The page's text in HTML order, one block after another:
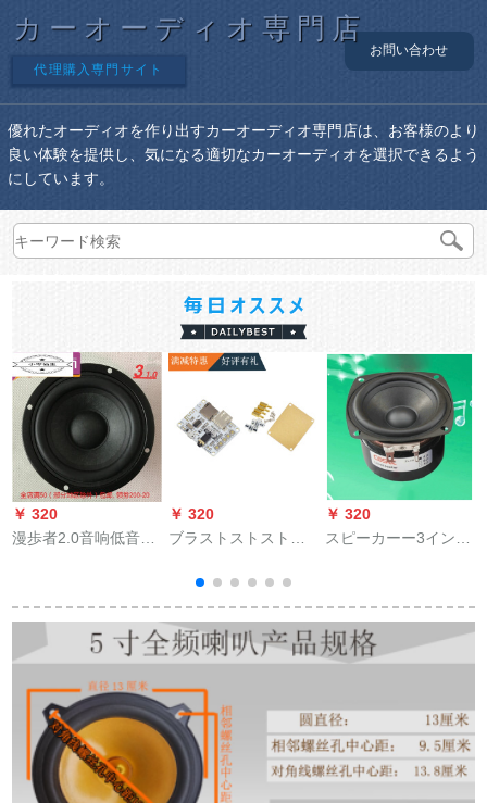
カーオーディオ専門店
代理購入専門サイト
お問い合わせ
優れたオーディオを作り出すカーオーディオ専門店は、お客様のより
良い体験を提供し、気になる適切なカーオーディオを選択できるよう
にしています。
￥ 320
漫歩者2.0音响低音炮
周波数SN 8926 SN
￥ 320
ブラストストストス
イヤレスモジュルー
ルの不可逆車載スピ
カはブラストであ
る。回路基板のブラ
ス標準版＋カバを変
更する。
￥ 320
スピーカーー3インチ
カーー3インチー全周
波数ソプラノテノー
ルパリパリ低音g白